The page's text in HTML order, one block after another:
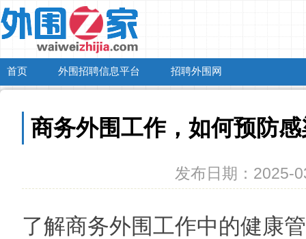
首页 外围招聘信息平台 招聘外围网
商务外围工作，如何预防
发布日期：2025-
了解商务外围工作中的健康